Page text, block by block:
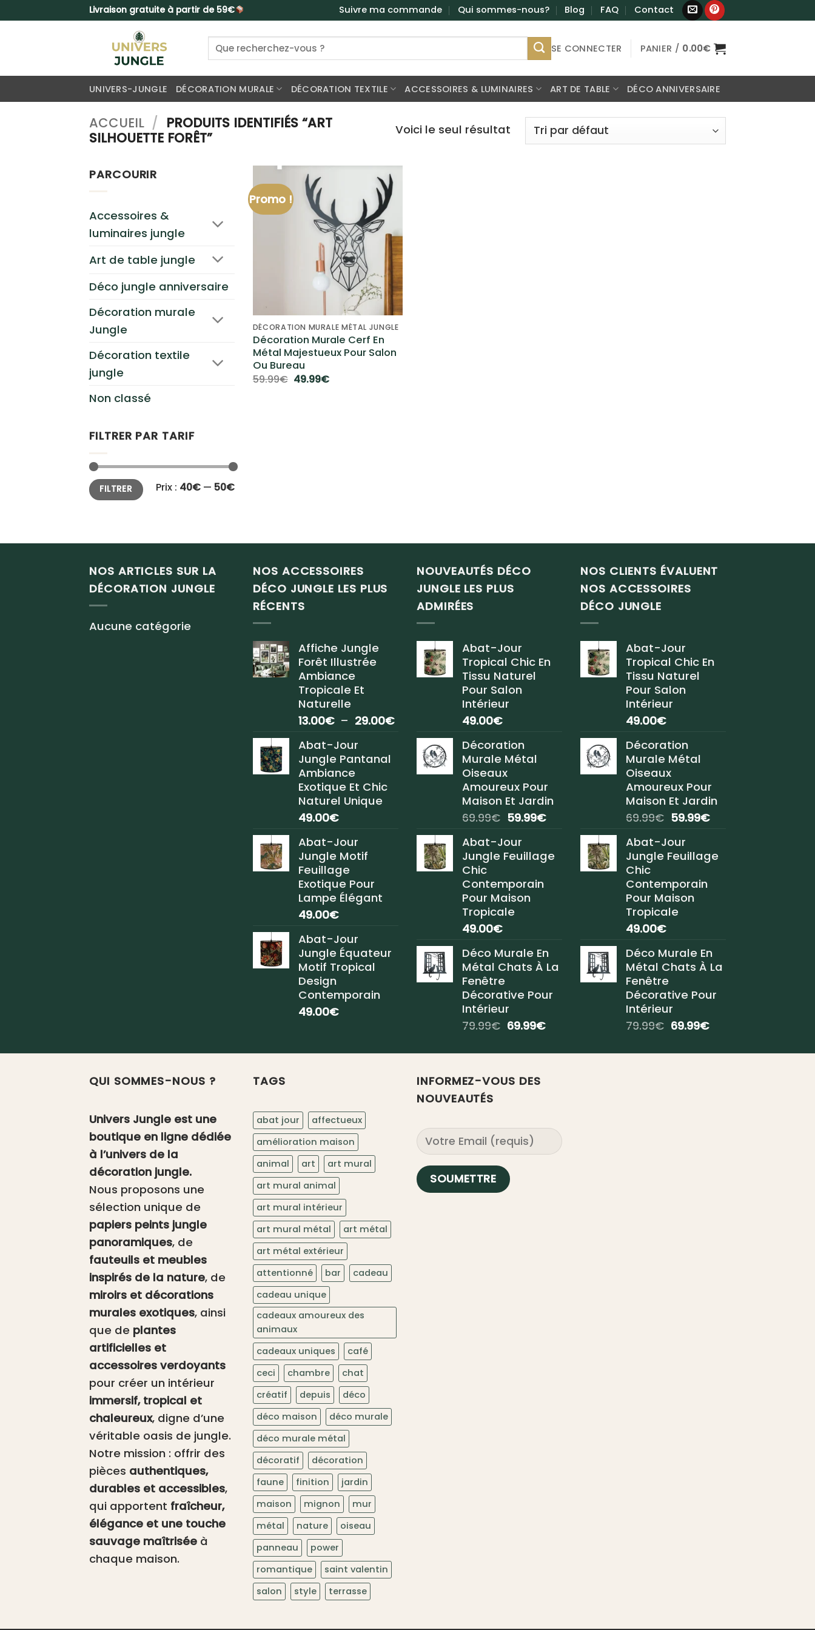
au
Livraison gratuite à partir de 59€ Suivre ma commande Qui sommes-nous? Blog FAQ Contact
Recherche
pour :
SE CONNECTER PANIER / 0.00€
UNIVERS-JUNGLE DÉCORATION MURALE DÉCORATION TEXTILE ACCESSOIRES & LUMINAIRES ART DE TABLE DÉCO ANNIVERSAIRE
ACCUEIL / PRODUITS IDENTIFIÉS “ART
SILHOUETTE FORÊT”
Voici le seul résultat
PARCOURIR
Accessoires &
luminaires jungle
Art de table jungle
Déco jungle anniversaire
Décoration murale
Jungle
Décoration textile
jungle
Non classé
FILTRER PAR TARIF
Prix
min
Prix
maxFILTRER Prix : 40€ — 50€
Promo !
Ajouter
à la
liste
d’envies
DÉCORATION MURALE MÉTAL JUNGLE
Décoration Murale Cerf En
Métal Majestueux Pour Salon
Ou Bureau
59.99€ Le
49.99€Le
NOS ARTICLES SUR LA
DÉCORATION JUNGLE
Aucune catégorie
NOS ACCESSOIRES
DÉCO JUNGLE LES PLUS
RÉCENTS
Affiche Jungle
Forêt Illustrée
Ambiance
Tropicale Et
Naturelle
13.00€ – 29.00€Plage
13.00€
Abat-Jour
Jungle Pantanal
Ambiance
Exotique Et Chic
Naturel Unique
49.00€
Abat-Jour
Jungle Motif
Feuillage
Exotique Pour
Lampe Élégant
49.00€
Abat-Jour
Jungle Équateur
Motif Tropical
Design
Contemporain
49.00€
NOUVEAUTÉS DÉCO
JUNGLE LES PLUS
ADMIRÉES
Abat-Jour
Tropical Chic En
Tissu Naturel
Pour Salon
Intérieur
49.00€
Décoration
Murale Métal
Oiseaux
Amoureux Pour
Maison Et Jardin
69.99€ Le
initial
était :
69.99€.
59.99€Le
est :
59.99€.
Abat-Jour
Jungle Feuillage
Chic
Contemporain
Pour Maison
Tropicale
49.00€
Déco Murale En
Métal Chats À La
Fenêtre
Décorative Pour
Intérieur
79.99€ Le
initial
79.99€.
69.99€Le
actuel
NOS CLIENTS ÉVALUENT
NOS ACCESSOIRES
DÉCO JUNGLE
Abat-Jour
Tropical Chic En
Tissu Naturel
Pour Salon
Intérieur
49.00€
Décoration
Murale Métal
Oiseaux
Amoureux Pour
Maison Et Jardin
69.99€ Le
initial
était :
69.99€.
59.99€Le
est :
Abat-Jour
Jungle Feuillage
Chic
Contemporain
Pour Maison
Tropicale
49.00€
Déco Murale En
Métal Chats À La
Fenêtre
Décorative Pour
Intérieur
79.99€ Le
initial
69.99€Le
actuel
QUI SOMMES-NOUS ?
Univers Jungle est une
boutique en ligne dédiée
à l’univers de la
décoration jungle.
Nous proposons une
sélection unique de
papiers peints jungle
panoramiques, de
fauteuils et meubles
inspirés de la nature, de
miroirs et décorations
murales exotiques, ainsi
que de plantes
artificielles et
accessoires verdoyants
pour créer un intérieur
immersif, tropical et
chaleureux, digne d’une
véritable oasis de jungle.
Notre mission : offrir des
pièces authentiques,
durables et accessibles,
qui apportent fraîcheur,
élégance et une touche
sauvage maîtrisée à
chaque maison.
TAGS
abat jour
affectueux
amélioration maison
animal
art
art mural
art mural animal
art mural intérieur
art mural métal
art métal
art métal extérieur
attentionné
bar
cadeau
cadeau unique
cadeaux amoureux des
animaux
cadeaux uniques
café
ceci
chambre
chat
créatif
depuis
déco
déco maison
déco murale
déco murale métal
décoratif
décoration
faune
finition
jardin
maison
mignon
mur
métal
nature
oiseau
panneau
power
romantique
saint valentin
salon
style terrasse
INFORMEZ-VOUS DES
NOUVEAUTÉS